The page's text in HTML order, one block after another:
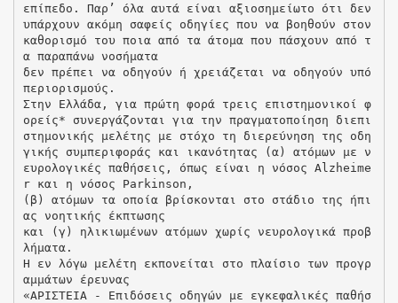
επίπεδο. Παρ’ όλα αυτά είναι αξιοσημείωτο ότι δεν
υπάρχουν ακόμη σαφείς οδηγίες που να βοηθούν στον
καθορισμό του ποια από τα άτομα που πάσχουν από τ
α παραπάνω νοσήματα
δεν πρέπει να οδηγούν ή χρειάζεται να οδηγούν υπό
περιορισμούς.
Στην Ελλάδα, για πρώτη φορά τρεις επιστημονικοί φ
ορείς* συνεργάζονται για την πραγματοποίηση διεπι
στημονικής μελέτης με στόχο τη διερεύνηση της οδη
γικής συμπεριφοράς και ικανότητας (α) ατόμων με ν
ευρολογικές παθήσεις, όπως είναι η νόσος Alzheime
r και η νόσος Parkinson,
(β) ατόμων τα οποία βρίσκονται στο στάδιο της ήπι
ας νοητικής έκπτωσης
και (γ) ηλικιωμένων ατόμων χωρίς νευρολογικά προβ
λήματα.
Η εν λόγω μελέτη εκπονείται στο πλαίσιο των προγρ
αμμάτων έρευνας
«ΑΡΙΣΤΕΙΑ - Επιδόσεις οδηγών με εγκεφαλικές παθήσ